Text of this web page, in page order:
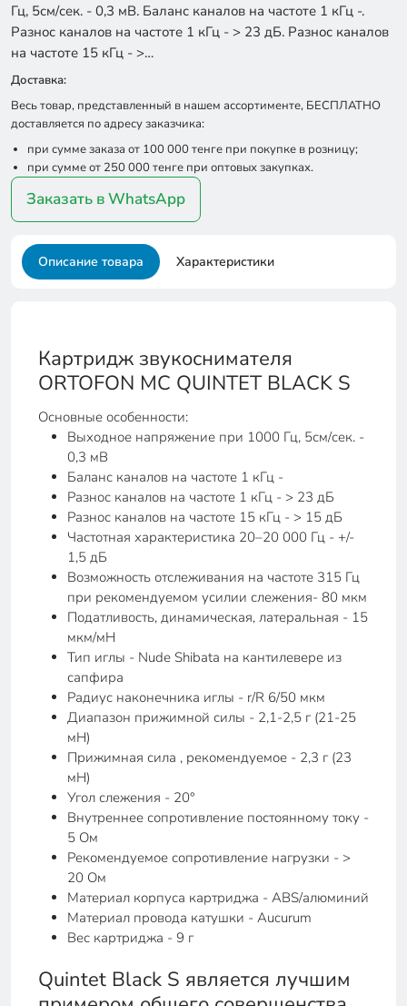
Гц, 5см/сек. - 0,3 мВ. Баланс каналов на частоте 1 кГц -.
Разнос каналов на частоте 1 кГц - > 23 дБ. Разнос каналов
на частоте 15 кГц - >…
Доставка:
Весь товар, представленный в нашем ассортименте, БЕСПЛАТНО
доставляется по адресу заказчика:
при сумме заказа от 100 000 тенге при покупке в розницу;
при сумме от 250 000 тенге при оптовых закупках.
Заказать в WhatsApp
Описание товара Характеристики
Картридж звукоснимателя
ORTOFON MC QUINTET BLACK S
Основные особенности:
Выходное напряжение при 1000 Гц, 5см/сек. -
0,3 мВ
Баланс каналов на частоте 1 кГц -
Разнос каналов на частоте 1 кГц - > 23 дБ
Разнос каналов на частоте 15 кГц - > 15 дБ
Частотная характеристика 20–20 000 Гц - +/-
1,5 дБ
Возможность отслеживания на частоте 315 Гц
при рекомендуемом усилии слежения- 80 мкм
Податливость, динамическая, латеральная - 15
мкм/мН
Тип иглы - Nude Shibata на кантилевере из
сапфира
Радиус наконечника иглы - r/R 6/50 мкм
Диапазон прижимной силы - 2,1-2,5 г (21-25
мН)
Прижимная сила , рекомендуемое - 2,3 г (23
мН)
Угол слежения - 20°
Внутреннее сопротивление постоянному току -
5 Ом
Рекомендуемое сопротивление нагрузки - >
20 Ом
Материал корпуса картриджа - ABS/алюминий
Материал провода катушки - Aucurum
Вес картриджа - 9 г
Quintet Black S является лучшим